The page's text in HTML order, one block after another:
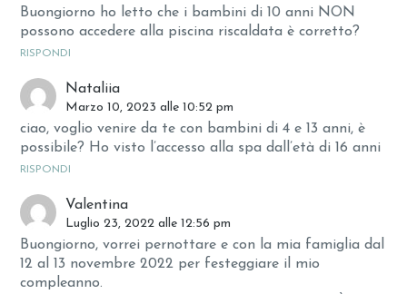
Buongiorno ho letto che i bambini di 10 anni NON
possono accedere alla piscina riscaldata è corretto?
RISPONDI
Nataliia
Marzo 10, 2023 alle 10:52 pm
ciao, voglio venire da te con bambini di 4 e 13 anni, è
possibile? Ho visto l’accesso alla spa dall’età di 16 anni
RISPONDI
Valentina
Luglio 23, 2022 alle 12:56 pm
Buongiorno, vorrei pernottare e con la mia famiglia dal
12 al 13 novembre 2022 per festeggiare il mio
compleanno.